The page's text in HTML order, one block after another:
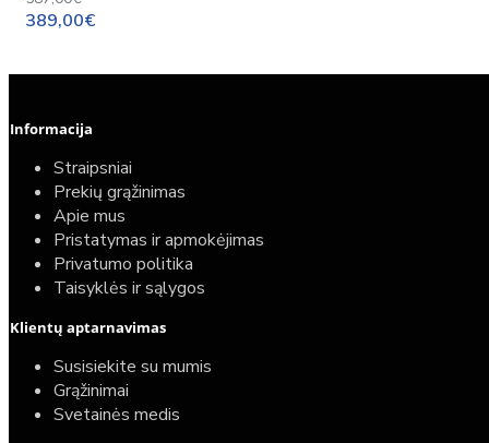
389,00€
Informacija
Straipsniai
Prekių grąžinimas
Apie mus
Pristatymas ir apmokėjimas
Privatumo politika
Taisyklės ir sąlygos
Klientų aptarnavimas
Susisiekite su mumis
Grąžinimai
Svetainės medis